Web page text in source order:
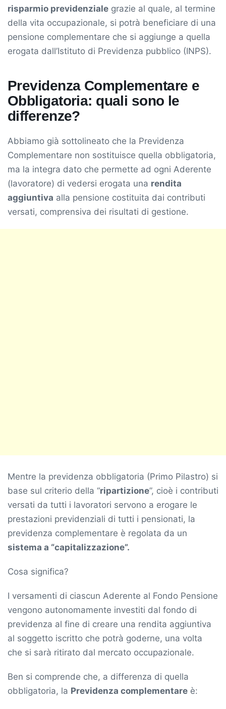
risparmio previdenziale grazie al quale, al termine
della vita occupazionale, si potrà beneficiare di una
pensione complementare che si aggiunge a quella
erogata dall’Istituto di Previdenza pubblico (INPS).
Previdenza Complementare e
Obbligatoria: quali sono le
differenze?
Abbiamo già sottolineato che la Previdenza
Complementare non sostituisce quella obbligatoria,
ma la integra dato che permette ad ogni Aderente
(lavoratore) di vedersi erogata una rendita
aggiuntiva alla pensione costituita dai contributi
versati, comprensiva dei risultati di gestione.
Mentre la previdenza obbligatoria (Primo Pilastro) si
base sul criterio della “ripartizione”, cioè i contributi
versati da tutti i lavoratori servono a erogare le
prestazioni previdenziali di tutti i pensionati, la
previdenza complementare è regolata da un
sistema a “capitalizzazione”.
Cosa significa?
I versamenti di ciascun Aderente al Fondo Pensione
vengono autonomamente investiti dal fondo di
previdenza al fine di creare una rendita aggiuntiva
al soggetto iscritto che potrà goderne, una volta
che si sarà ritirato dal mercato occupazionale.
Ben si comprende che, a differenza di quella
obbligatoria, la Previdenza complementare è: